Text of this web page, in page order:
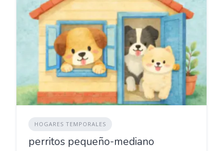
HOGARES TEMPORALES
perritos pequeño-mediano